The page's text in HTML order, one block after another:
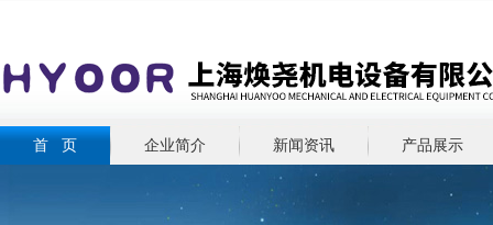
首 页 企业简介 新闻资讯 产品展示